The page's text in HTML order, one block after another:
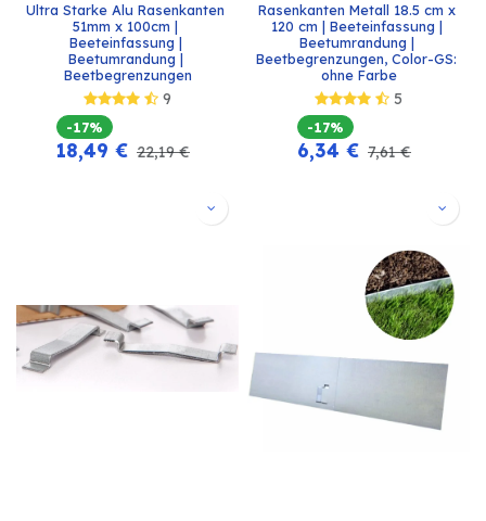
Ultra Starke Alu Rasenkanten
51mm x 100cm |
Beeteinfassung |
Beetumrandung |
Beetbegrenzungen
9
-17%
18,49 € 22,19€
Rasenkanten Metall 18.5 cm x
120 cm | Beeteinfassung |
Beetumrandung |
Beetbegrenzungen, Color-GS:
ohne Farbe
5
-17%
6,34 € 7,61€